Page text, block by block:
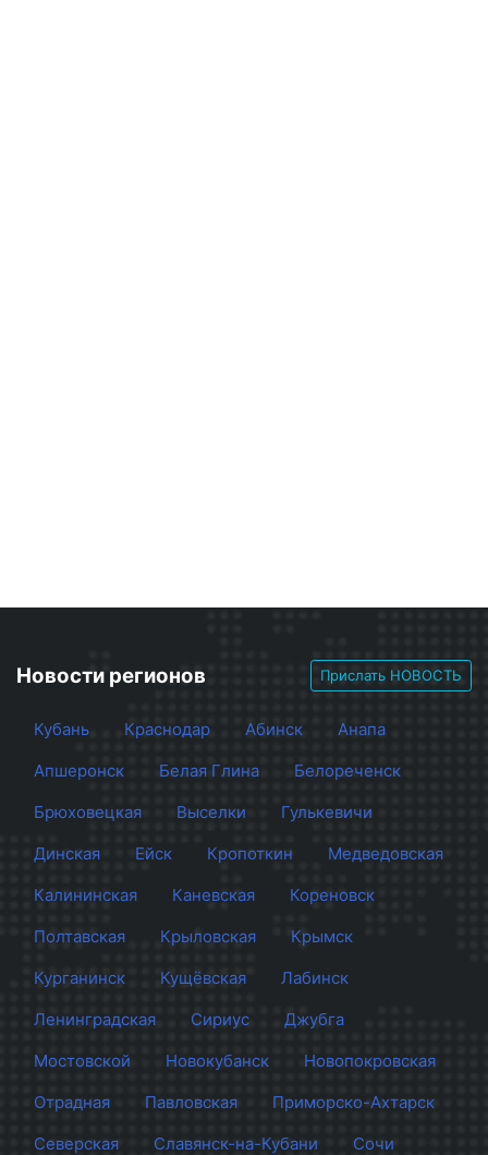
Новости регионов Прислать НОВОСТЬ
Кубань Краснодар Абинск
Анапа
Апшеронск
Белая Глина
Белореченск
Брюховецкая
Выселки
Гулькевичи
Динская
Ейск Кропоткин
Медведовская
Калининская
Каневская
Кореновск
Полтавская
Крыловская
Крымск
Курганинск
Кущёвская
Лабинск
Ленинградская
Сириус
Джубга
Мостовской
Новокубанск
Новопокровская
Отрадная
Павловская
Приморско-Ахтарск
Северская
Славянск-на-Кубани
Сочи